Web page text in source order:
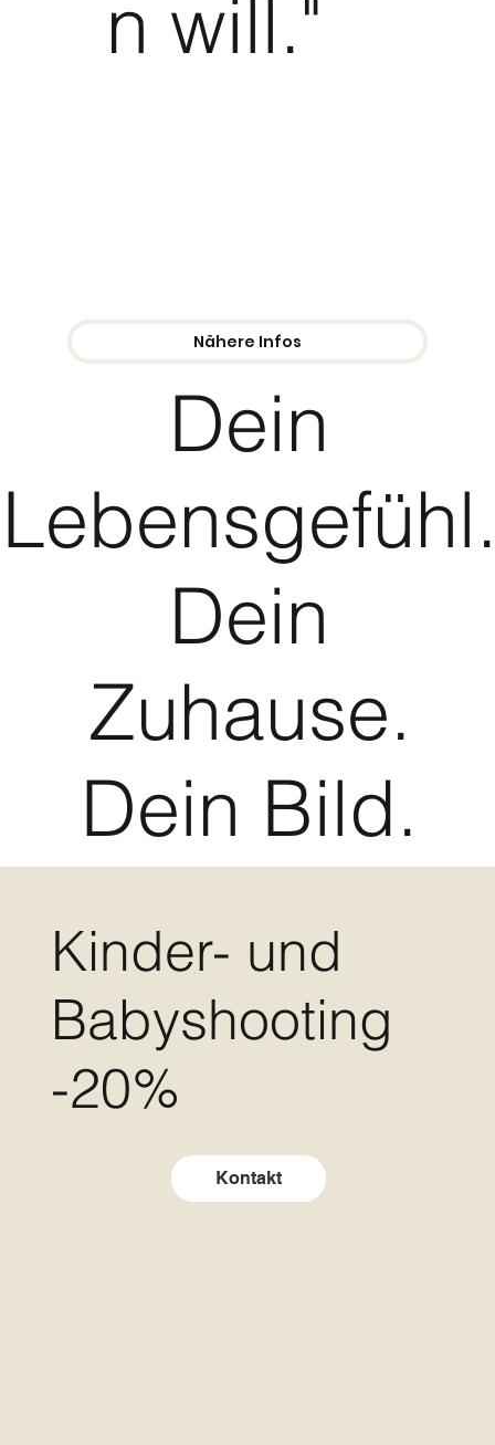
Kinder- und
Babyshooting
-20%
Kontakt
Nähere Infos
n will."
Dein
Dein
Zuhause.
Dein Bild.